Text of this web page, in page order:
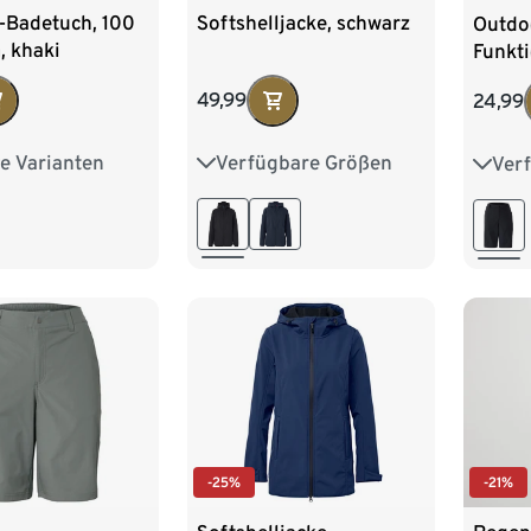
100
khaki
Varianten
Softshelljacke, schwarz
49,99
Verfügbare Größen
36 38 40 42
44 46
24,99
36
-25% -21%